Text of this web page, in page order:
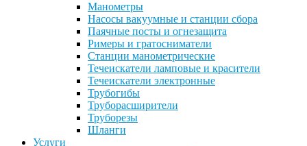
Манометры
Насосы вакуумные и станции сбора
Паячные посты и огнезащита
Римеры и гратосниматели
Станции манометрические
Течеискатели ламповые и красители
Течеискатели электронные
Трубогибы
Труборасширители
Труборезы
Шланги
Услуги